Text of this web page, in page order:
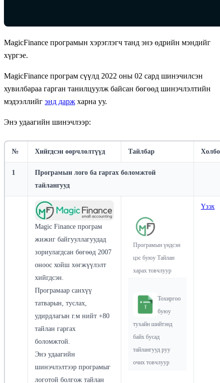
MagicFinance програмын хэрэглэгч танд энэ өдрийн мэндийг
хүргэе.
MagicFinance програм сүүлд 2022 оны 02 сард шинэчилсэн
хувилбараа гарган танилцуулж байсан бөгөөд шинэчлэлтийн
мэдээллийг энд дарж харна уу.
Энэ удаагийн шинэчлээр:
№ Хийгдсэн өөрчлөлтүүд Тайлбар
1
Програмын лого ба гаргах боломжтой
тайлангууд
Magic Finance програм
жижиг байгууллагуудад
зориулагдсан бөгөөд 2007
оноос хойш хөгжүүлэлт
хийгдсэн.
Програмаар санхүү
татварын, туслах,
удирдлагын г.м нийт +80
тайлан гаргах
боломжтой.
Энэ удаагийн
шинэчлэлтээр програмыг
логотой болгож тайлан
Програмын үндсэн
цэс буюу Тайлан
харах товчлуур
Тохиргоо
буюу
тухайн шийтэнд
байх бусад
тайлангууд руу
очих товчлуур
Үзэх